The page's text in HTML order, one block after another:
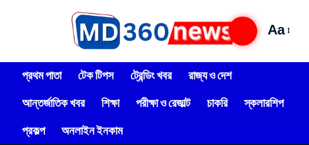
Aa
প্রথম পাতা টেক টিপস ট্রেন্ডিং খবর
রাজ্য ও দেশ
আন্তর্জাতিক খবর
শিক্ষা পরীক্ষা ও রেজাল্ট চাকরি
স্কলারশিপ
প্রকল্প
অনলাইন ইনকাম